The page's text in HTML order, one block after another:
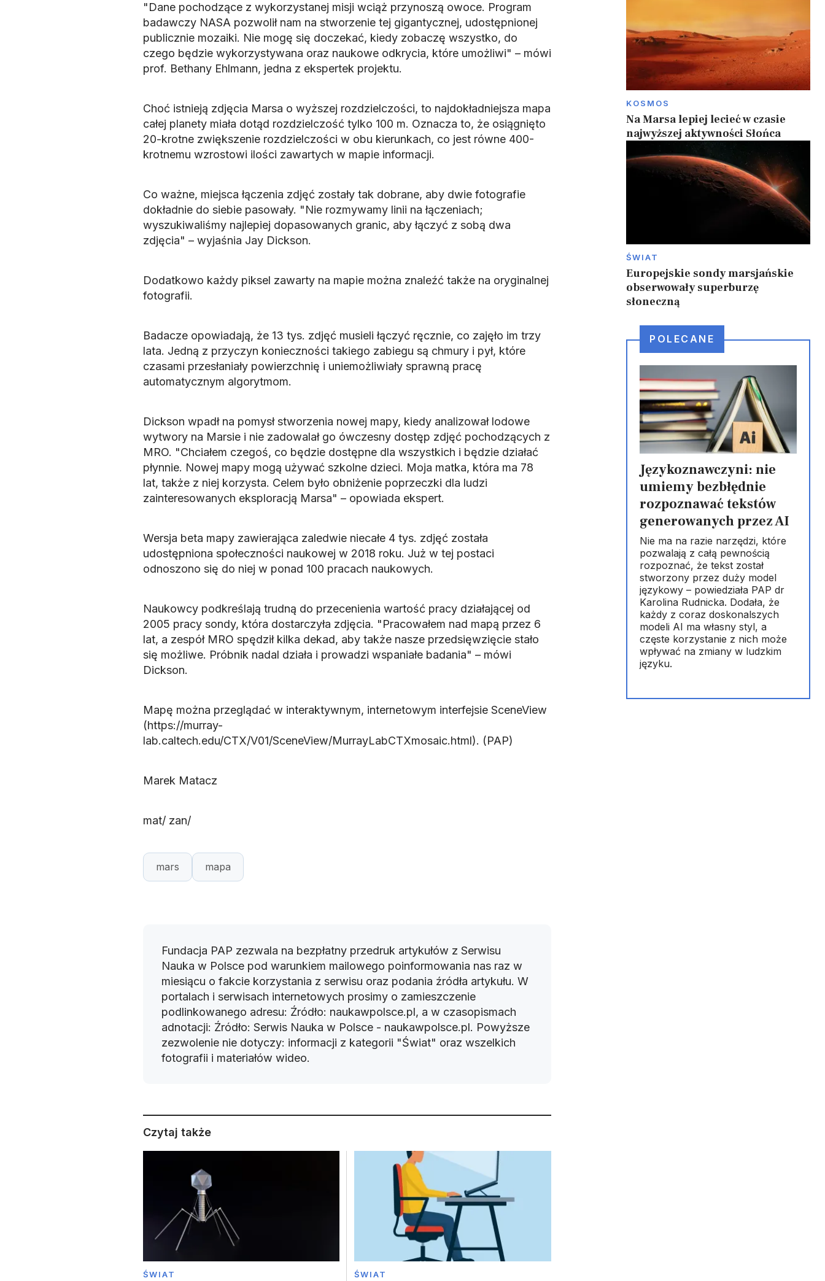
"Dane pochodzące z wykorzystanej misji wciąż przynoszą owoce. Program
badawczy NASA pozwolił nam na stworzenie tej gigantycznej, udostępnionej
publicznie mozaiki. Nie mogę się doczekać, kiedy zobaczę wszystko, do
czego będzie wykorzystywana oraz naukowe odkrycia, które umożliwi" – mówi
prof. Bethany Ehlmann, jedna z ekspertek projektu.
Choć istnieją zdjęcia Marsa o wyższej rozdzielczości, to najdokładniejsza mapa
całej planety miała dotąd rozdzielczość tylko 100 m. Oznacza to, że osiągnięto
20-krotne zwiększenie rozdzielczości w obu kierunkach, co jest równe 400-
krotnemu wzrostowi ilości zawartych w mapie informacji.
Co ważne, miejsca łączenia zdjęć zostały tak dobrane, aby dwie fotografie
dokładnie do siebie pasowały. "Nie rozmywamy linii na łączeniach;
wyszukiwaliśmy najlepiej dopasowanych granic, aby łączyć z sobą dwa
zdjęcia" – wyjaśnia Jay Dickson.
Dodatkowo każdy piksel zawarty na mapie można znaleźć także na oryginalnej
fotografii.
Badacze opowiadają, że 13 tys. zdjęć musieli łączyć ręcznie, co zajęło im trzy
lata. Jedną z przyczyn konieczności takiego zabiegu są chmury i pył, które
czasami przesłaniały powierzchnię i uniemożliwiały sprawną pracę
automatycznym algorytmom.
Dickson wpadł na pomysł stworzenia nowej mapy, kiedy analizował lodowe
wytwory na Marsie i nie zadowalał go ówczesny dostęp zdjęć pochodzących z
MRO. "Chciałem czegoś, co będzie dostępne dla wszystkich i będzie działać
płynnie. Nowej mapy mogą używać szkolne dzieci. Moja matka, która ma 78
lat, także z niej korzysta. Celem było obniżenie poprzeczki dla ludzi
zainteresowanych eksploracją Marsa" – opowiada ekspert.
Wersja beta mapy zawierająca zaledwie niecałe 4 tys. zdjęć została
udostępniona społeczności naukowej w 2018 roku. Już w tej postaci
odnoszono się do niej w ponad 100 pracach naukowych.
Naukowcy podkreślają trudną do przecenienia wartość pracy działającej od
2005 pracy sondy, która dostarczyła zdjęcia. "Pracowałem nad mapą przez 6
lat, a zespół MRO spędził kilka dekad, aby także nasze przedsięwzięcie stało
się możliwe. Próbnik nadal działa i prowadzi wspaniałe badania" – mówi
Dickson.
Mapę można przeglądać w interaktywnym, internetowym interfejsie SceneView
(https://murray-
lab.caltech.edu/CTX/V01/SceneView/MurrayLabCTXmosaic.html). (PAP)
Marek Matacz
mat/ zan/
mars mapa
Fundacja PAP zezwala na bezpłatny przedruk artykułów z Serwisu
Nauka w Polsce pod warunkiem mailowego poinformowania nas raz w
miesiącu o fakcie korzystania z serwisu oraz podania źródła artykułu. W
portalach i serwisach internetowych prosimy o zamieszczenie
podlinkowanego adresu: Źródło: naukawpolsce.pl, a w czasopismach
adnotacji: Źródło: Serwis Nauka w Polsce - naukawpolsce.pl. Powyższe
zezwolenie nie dotyczy: informacji z kategorii "Świat" oraz wszelkich
fotografii i materiałów wideo.
Czytaj także
ŚWIAT ŚWIAT
KOSMOS
Na Marsa lepiej lecieć w czasie
najwyższej aktywności Słońca
ŚWIAT
Europejskie sondy marsjańskie
obserwowały superburzę
słoneczną
POLECANE
Językoznawczyni: nie
umiemy bezbłędnie
rozpoznawać tekstów
generowanych przez AI
Nie ma na razie narzędzi, które
pozwalają z całą pewnością
rozpoznać, że tekst został
stworzony przez duży model
językowy – powiedziała PAP dr
Karolina Rudnicka. Dodała, że
każdy z coraz doskonalszych
modeli AI ma własny styl, a
częste korzystanie z nich może
wpływać na zmiany w ludzkim
języku.